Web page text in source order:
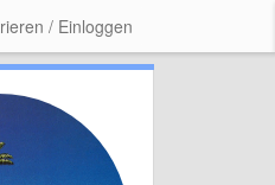
/ Einloggen